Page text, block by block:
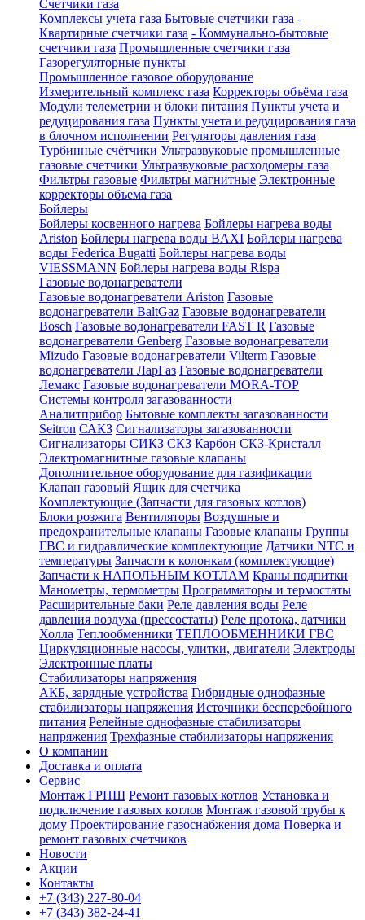
Счетчики газа
Комплексы учета газа Бытовые счетчики газа -
Квартирные счетчики газа - Коммунально-бытовые
счетчики газа Промышленные счетчики газа
Газорегуляторные пункты
Промышленное газовое оборудование
Измерительный комплекс газа Корректоры объёма газа
Модули телеметрии и блоки питания Пункты учета и
редуцирования газа Пункты учета и редуцирования газа
в блочном исполнении Регуляторы давления газа
Турбинные счётчики Ультразвуковые промышленные
газовые счетчики Ультразвуковые расходомеры газа
Фильтры газовые Фильтры магнитные Электронные
корректоры объема газа
Бойлеры
Бойлеры косвенного нагрева Бойлеры нагрева воды
Ariston Бойлеры нагрева воды BAXI Бойлеры нагрева
воды Federica Bugatti Бойлеры нагрева воды
VIESSMANN Бойлеры нагрева воды Rispa
Газовые водонагреватели
Газовые водонагреватели Ariston Газовые
водонагреватели BaltGaz Газовые водонагреватели
Bosch Газовые водонагреватели FAST R Газовые
водонагреватели Genberg Газовые водонагреватели
Mizudo Газовые водонагреватели Vilterm Газовые
водонагреватели ЛарГаз Газовые водонагреватели
Лемакс Газовые водонагреватели MORA-TOP
Системы контроля загазованности
Аналитприбор Бытовые комплекты загазованности
Seitron САКЗ Сигнализаторы загазованности
Сигнализаторы СИКЗ СКЗ Карбон СКЗ-Кристалл
Электромагнитные газовые клапаны
Дополнительное оборудование для газификации
Клапан газовый Ящик для счетчика
Комплектующие (Запчасти для газовых котлов)
Блоки розжига Вентиляторы Воздушные и
предохранительные клапаны Газовые клапаны Группы
ГВС и гидравлические комплектующие Датчики NTC и
температуры Запчасти к колонкам (комплектующие)
Запчасти к НАПОЛЬНЫМ КОТЛАМ Краны подпитки
Манометры, термометры Программаторы и термостаты
Расширительные баки Реле давления воды Реле
давления воздуха (прессостаты) Реле протока, датчики
Холла Теплообменники ТЕПЛООБМЕННИКИ ГВС
Циркуляционные насосы, улитки, двигатели Электроды
Электронные платы
Стабилизаторы напряжения
АКБ, зарядные устройства Гибридные однофазные
стабилизаторы напряжения Источники бесперебойного
питания Релейные однофазные стабилизаторы
напряжения Трехфазные стабилизаторы напряжения
О компании
Доставка и оплата
Сервис
Монтаж ГРПШ Ремонт газовых котлов Установка и
подключение газовых котлов Монтаж газовой трубы к
дому Проектирование газоснабжения дома Поверка и
ремонт газовых счетчиков
Новости
Акции
Контакты
+7 (343) 227-80-04
+7 (343) 382-24-41